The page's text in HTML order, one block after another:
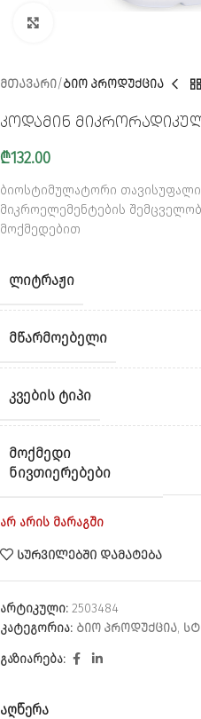
ᲛᲗᲐᲕᲐᲠᲘ ᲑᲘᲝ ᲞᲠᲝᲓᲣᲥᲪᲘᲐ
კოდამინ
₾132.00
ბიოსტიმულატორი თავისუფალი
მიკროელემენტების
მოქმედებით
ᲚᲘᲢᲠᲐᲟᲘ
ᲛᲬᲐᲠᲛᲝᲔᲑᲔᲚᲘ
ᲙᲕᲔᲑᲘᲡ ᲢᲘᲞᲘ
ᲛᲝᲥᲛᲔᲓᲘ
ᲜᲘᲕᲗᲘᲔᲠᲔᲑᲔᲑᲘ
არ არის მარაგში
ᲡᲣᲠᲕᲘᲚᲔᲑᲨᲘ ᲓᲐᲛᲐᲢᲔᲑᲐ
არტიკული: 2503484
კატეგორია: ᲑᲘᲝ ᲞᲠᲝᲓᲣᲥᲪᲘᲐ,
გაზიარება:
აღწერა